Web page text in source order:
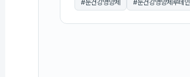
#눈건강영양제 #눈건강영양제루테인